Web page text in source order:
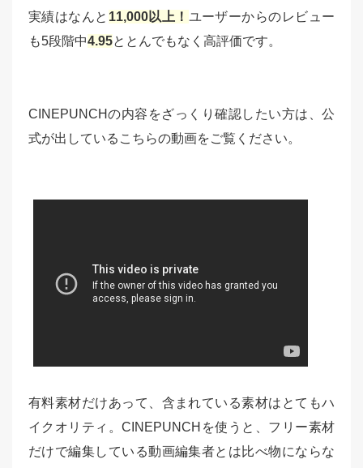
実績はなんと 11,000以上！ ユーザーからのレビュー
も5段階中4.95ととんでもなく高評価です。
CINEPUNCHの内容をざっくり確認したい方は、公
式が出しているこちらの動画をご覧ください。
有料素材だけあって、含まれている素材はとてもハ
イクオリティ。CINEPUNCHを使うと、フリー素材
だけで編集している動画編集者とは比べ物にならな